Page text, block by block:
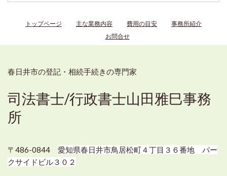
トップページ 主な業務内容 費用の目安
事務所紹介
お問合せ
春日井市の登記・相続手続きの専門家
司法書士/行政書士山田雅巳事務
所
〒486-0844 愛知県春日井市鳥居松町４丁目３６番地 パー
クサイドビル３０２